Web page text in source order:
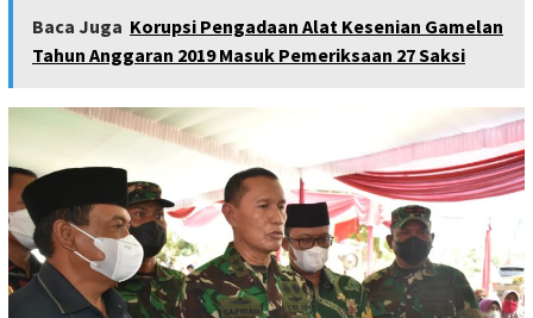
Baca Juga Korupsi Pengadaan Alat Kesenian Gamelan
Tahun Anggaran 2019 Masuk Pemeriksaan 27 Saksi